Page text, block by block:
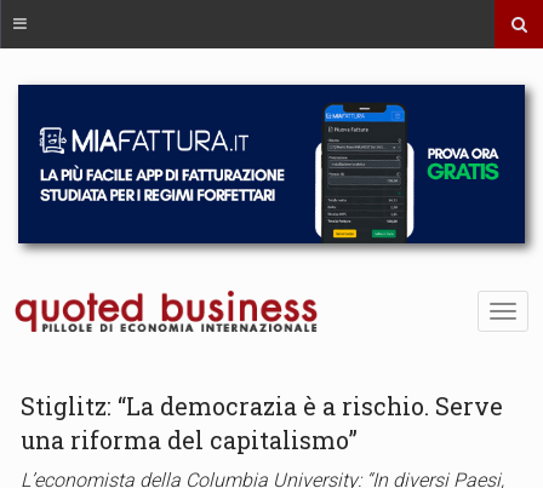
Stiglitz: “La democrazia è a rischio. Serve
una riforma del capitalismo”
L’economista della Columbia University: “In diversi Paesi,